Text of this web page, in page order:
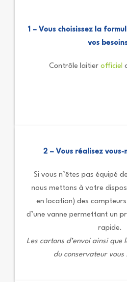
1 – Vous choisissez la
vos
Contrôle laitier officiel
2 – Vous réalisez vous-
Si vous n’êtes pas équipé
nous mettons à votre
en location) des
d’une vanne permettant un
rapide.
Les cartons d’envoi ainsi que
du conservateur vous